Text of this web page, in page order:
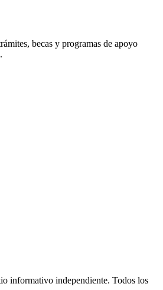
becas y programas de apoyo
informativo independiente. Todos los